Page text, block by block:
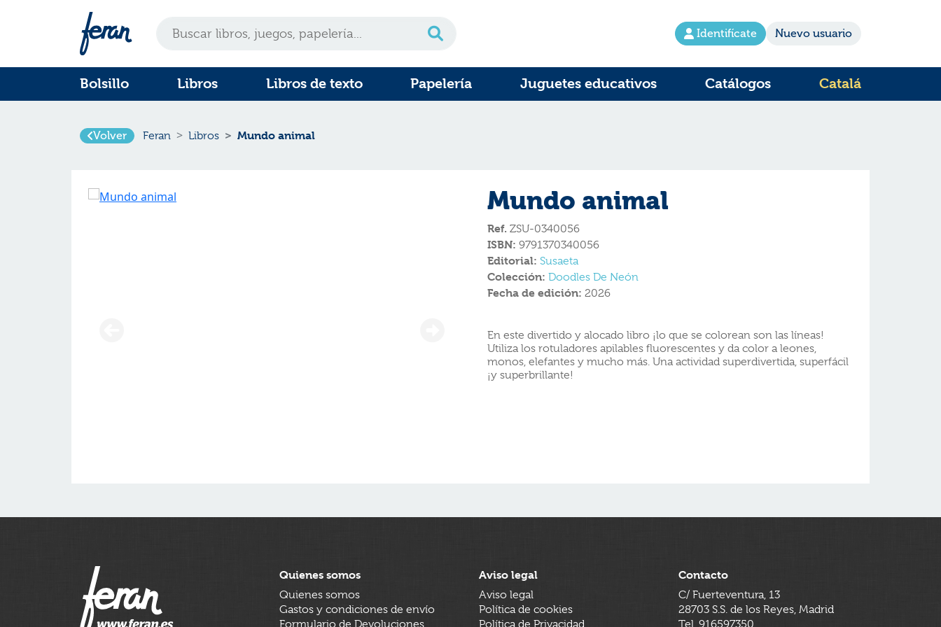
Identifícate Nuevo usuario
Bolsillo Libros Libros de texto Papelería Juguetes educativos Catálogos Catalá
Volver Feran Libros Mundo animal
Mundo animal
Ref. ZSU-0340056
ISBN: 9791370340056
Editorial: Susaeta
Colección: Doodles De Neón
Fecha de edición: 2026
En este divertido y alocado libro ¡lo que se colorean son las líneas!
Utiliza los rotuladores apilables fluorescentes y da color a leones,
monos, elefantes y mucho más. Una actividad superdivertida, superfácil
¡y superbrillante!
Quienes somos
Quienes somos
Gastos y condiciones de envío
Formulario de Devoluciones
Aviso legal
Aviso legal
Política de cookies
Política de Privacidad
Contacto
C/ Fuerteventura, 13
28703 S.S. de los Reyes, Madrid
Tel. 916597350